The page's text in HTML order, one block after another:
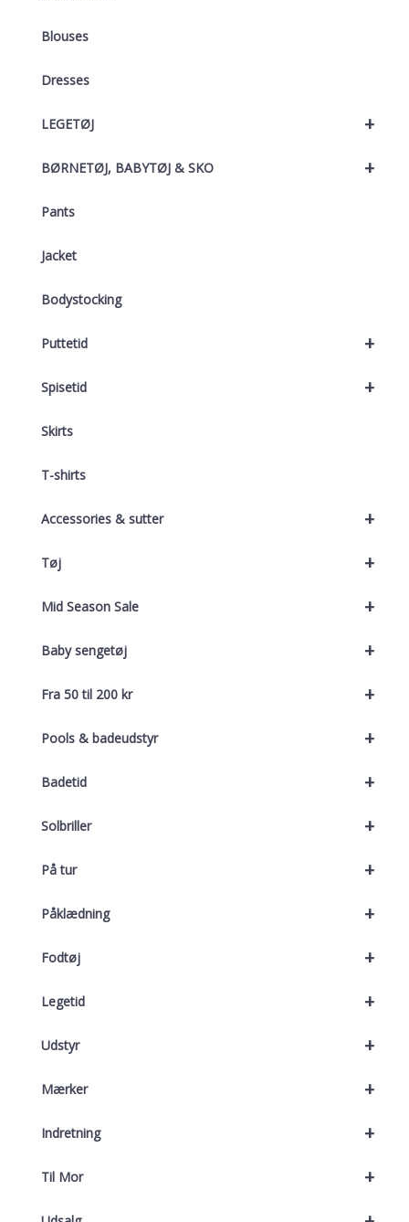
Blouses
Dresses
+
LEGETØJ
+
BØRNETØJ, BABYTØJ & SKO
Pants
Jacket
Bodystocking
+
Puttetid
+
Spisetid
Skirts
T-shirts
+
Accessories & sutter
+
Tøj
+
Mid Season Sale
+
Baby sengetøj
+
Fra 50 til 200 kr
+
Pools & badeudstyr
+
Badetid
+
Solbriller
+
På tur
+
Påklædning
+
Fodtøj
+
Legetid
+
Udstyr
+
Mærker
+
Indretning
+
Til Mor